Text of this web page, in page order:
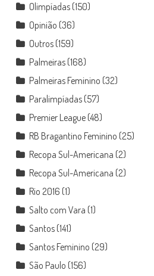
Olimpíadas(150)
Opinião (36)
Outros(159)
Palmeiras(168)
Palmeiras Feminino (32)
Paralimpíadas(57)
Premier League(48)
RB Bragantino Feminino (25)
Recopa Sul-Americana (2)
Recopa Sul-Americana (2)
Rio 2016 (1)
Salto com Vara (1)
Santos(141)
Santos Feminino (29)
São Paulo (156)